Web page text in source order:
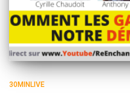
30MINLIVE